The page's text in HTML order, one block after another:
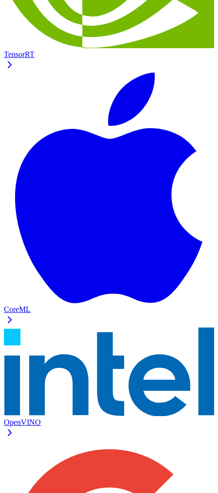
TensorRT
CoreML
OpenVINO